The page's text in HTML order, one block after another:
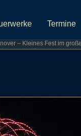
Termine
– Kleines Fest im